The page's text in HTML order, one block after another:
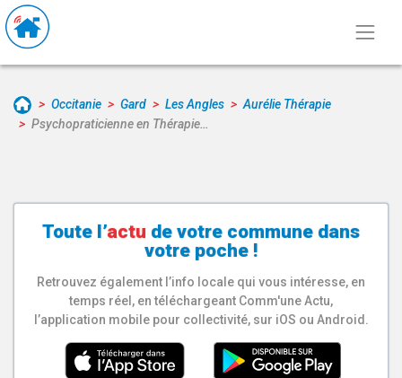
Occitanie Gard Les Angles
Aurélie Thérapie
Psychopraticienne en Thérapie…
Toute l’actu de votre commune dans
votre poche !
Retrouvez également l’info locale qui vous intéresse, en
temps réel, en téléchargeant Comm'une Actu,
l’application mobile pour collectivité, sur iOS ou Android.